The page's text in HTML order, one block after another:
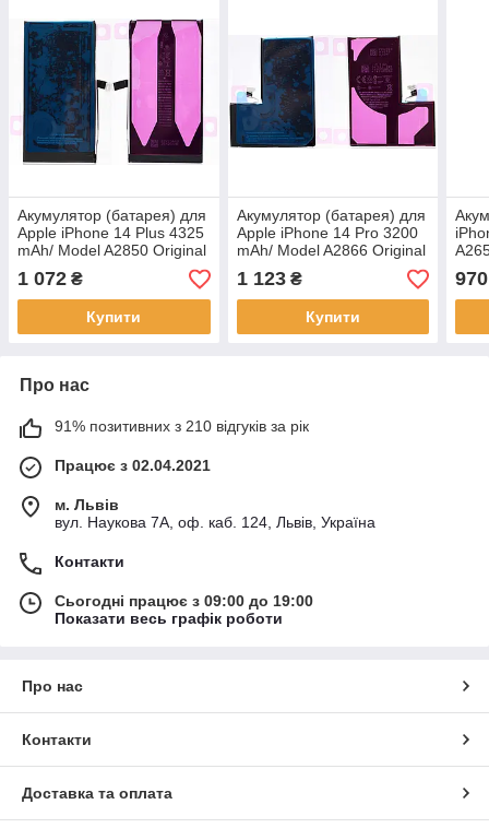
Акумулятор (батарея) для
Apple iPhone 14 Plus 4325
mAh/ Model A2850 Original
1 072 ₴
Купити
Акумулятор (батарея) для
Apple iPhone 14 Pro 3200
mAh/ Model A2866 Original
1 123₴
Купити
970
Про нас
91% позитивних з 210 відгуків за рік
Працює з 02.04.2021
м. Львів
вул. Наукова 7А, оф. каб. 124, Львів, Україна
Контакти
Сьогодні працює з 09:00 до 19:00
Показати весь графік роботи
Про нас
Контакти
Доставка та оплата